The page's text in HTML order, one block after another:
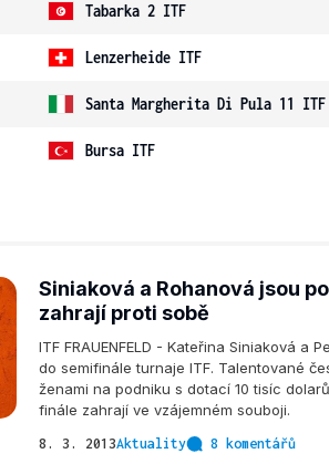
Tabarka 2 ITF
Lenzerheide ITF
Santa Margherita Di Pula 11 ITF
Bursa ITF
Siniaková a Rohanová jsou
zahrají proti sobě
ITF FRAUENFELD - Kateřina Siniaková a
do semifinále turnaje ITF. Talentované
ženami na podniku s dotací 10 tisíc
finále zahrají ve vzájemném souboji.
8. 3. 2013Aktuality 8 komentářů